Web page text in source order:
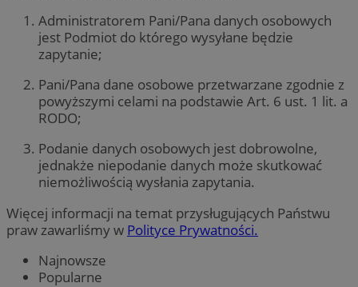
Administratorem Pani/Pana danych osobowych
jest Podmiot do którego wysyłane będzie
zapytanie;
Pani/Pana dane osobowe przetwarzane zgodnie z
powyższymi celami na podstawie Art. 6 ust. 1 lit. a
RODO;
Podanie danych osobowych jest dobrowolne,
jednakże niepodanie danych może skutkować
niemożliwością wysłania zapytania.
Więcej informacji na temat przysługujących Państwu
praw zawarliśmy w Polityce Prywatności.
Najnowsze
Popularne